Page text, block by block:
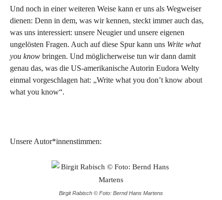
Und noch in einer weiteren Weise kann er uns als Wegweiser
dienen: Denn in dem, was wir kennen, steckt immer auch das,
was uns interessiert: unsere Neugier und unsere eigenen
ungelösten Fragen. Auch auf diese Spur kann uns Write what
you know bringen. Und möglicherweise tun wir dann damit
genau das, was die US-amerikanische Autorin Eudora Welty
einmal vorgeschlagen hat: „Write what you don’t know about
what you know“.
Unsere Autor*innenstimmen:
Birgit Rabisch © Foto: Bernd Hans Martens